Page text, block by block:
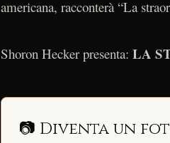
americana, racconterà “La
Shoron Hecker presenta: LA
📷 Diventa un